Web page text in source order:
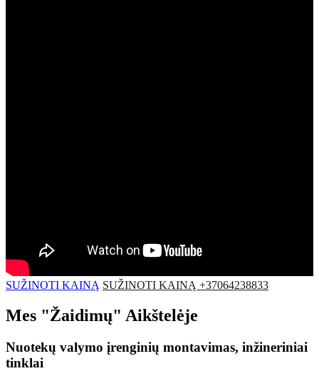
SUŽINOTI KAINĄ SUŽINOTI KAINĄ +37064238833
Mes "Žaidimų" Aikštelėje
Nuotekų valymo įrenginių montavimas, inžineriniai
tinklai